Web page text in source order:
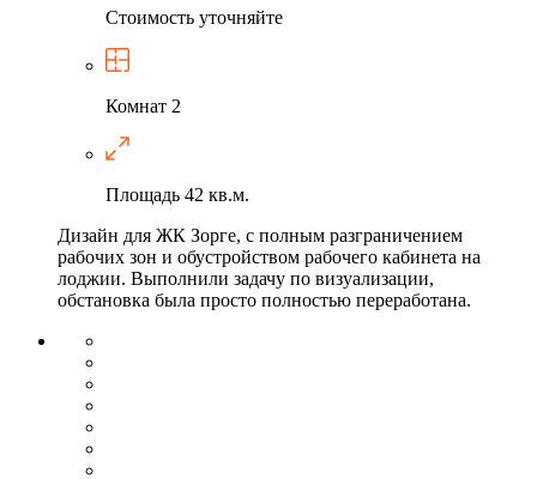
Стоимость уточняйте
Комнат 2
Площадь 42 кв.м.
Дизайн для ЖК Зорге, с полным разграничением
рабочих зон и обустройством рабочего кабинета на
лоджии. Выполнили задачу по визуализации,
обстановка была просто полностью переработана.